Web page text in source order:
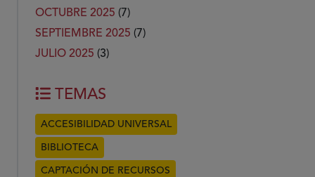
OCTUBRE 2025 (7)
SEPTIEMBRE 2025 (7)
JULIO 2025 (3)
TEMAS
ACCESIBILIDAD UNIVERSAL
BIBLIOTECA
CAPTACIÓN DE RECURSOS